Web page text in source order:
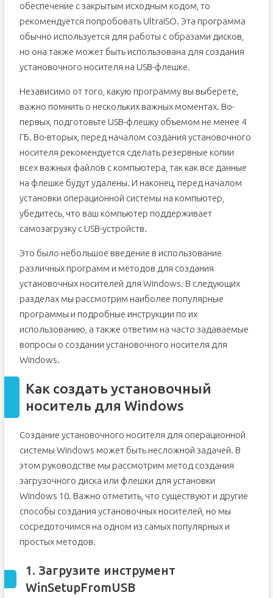
Видео:
Загрузочная флешка Windows 11 — 5 способов
обеспечение с закрытым исходным кодом, то
рекомендуется попробовать UltraISO. Эта программа
обычно используется для работы с образами дисков,
но она также может быть использована для создания
установочного носителя на USB-флешке.
Независимо от того, какую программу вы выберете,
важно помнить о нескольких важных моментах. Во-
первых, подготовьте USB-флешку объемом не менее 4
ГБ. Во-вторых, перед началом создания установочного
носителя рекомендуется сделать резервные копии
всех важных файлов с компьютера, так как все данные
на флешке будут удалены. И наконец, перед началом
установки операционной системы на компьютер,
убедитесь, что ваш компьютер поддерживает
самозагрузку с USB-устройств.
Это было небольшое введение в использование
различных программ и методов для создания
установочных носителей для Windows. В следующих
разделах мы рассмотрим наиболее популярные
программы и подробные инструкции по их
использованию, а также ответим на часто задаваемые
вопросы о создании установочного носителя для
Windows.
Как создать установочный
носитель для Windows
Создание установочного носителя для операционной
системы Windows может быть несложной задачей. В
этом руководстве мы рассмотрим метод создания
загрузочного диска или флешки для установки
Windows 10. Важно отметить, что существуют и другие
способы создания установочных носителей, но мы
сосредоточимся на одном из самых популярных и
простых методов.
1. Загрузите инструмент
WinSetupFromUSB